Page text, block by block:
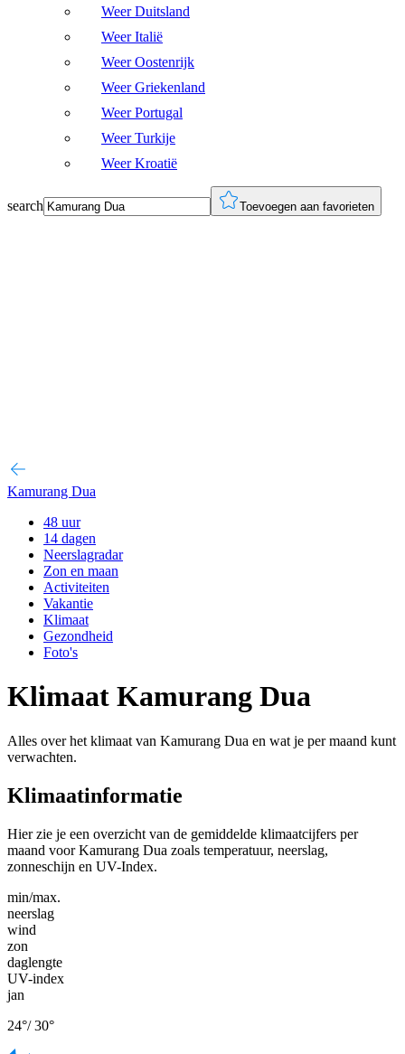
Weer Duitsland
Weer Italië
Weer Oostenrijk
Weer Griekenland
Weer Portugal
Weer Turkije
Weer Kroatië
search Toevoegen aan favorieten
Kamurang Dua
48 uur
14 dagen
Neerslagradar
Zon en maan
Activiteiten
Vakantie
Klimaat
Gezondheid
Foto's
Klimaat Kamurang Dua
Alles over het klimaat van Kamurang Dua en wat je per maand kunt
verwachten.
Klimaatinformatie
Hier zie je een overzicht van de gemiddelde klimaatcijfers per
maand voor Kamurang Dua zoals temperatuur, neerslag,
zonneschijn en UV-Index.
min/max.
neerslag
wind
zon
daglengte
UV-index
jan
24°/30°